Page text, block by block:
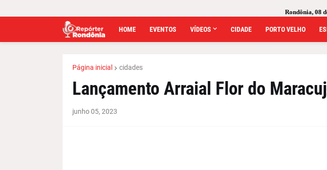
Rondônia, 08
HOME EVENTOS VÍDEOS CIDADE PORTO VELHO
Página inicial cidades
Lançamento Arraial Flor do
junho 05, 2023